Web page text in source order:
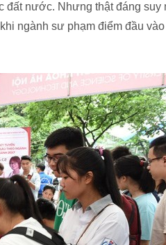
đất nước. Nhưng thật đáng suy
ngành sư phạm điểm đầu